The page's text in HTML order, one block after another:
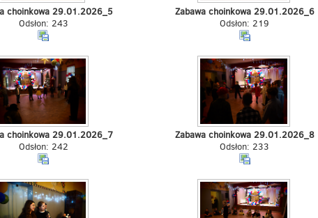
choinkowa 29.01.2026_5
Odsłon: 243
Zabawa choinkowa 29.01.2026_6
Odsłon: 219
choinkowa 29.01.2026_7
Odsłon: 242
Zabawa choinkowa 29.01.2026_8
Odsłon: 233